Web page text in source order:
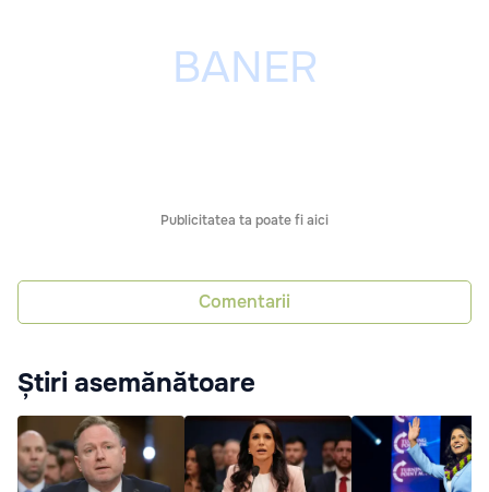
Publicitatea ta poate fi aici
Comentarii
Știri asemănătoare